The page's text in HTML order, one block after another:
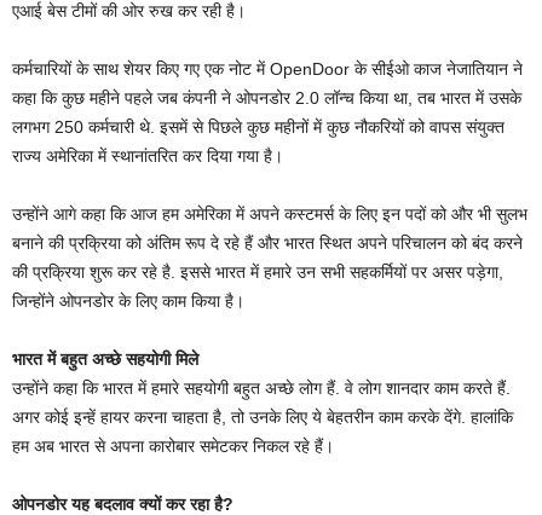
एआई बेस टीमों की ओर रुख कर रही है।
कर्मचारियों के साथ शेयर किए गए एक नोट में OpenDoor के सीईओ काज नेजातियान ने
कहा कि कुछ महीने पहले जब कंपनी ने ओपनडोर 2.0 लॉन्च किया था, तब भारत में उसके
लगभग 250 कर्मचारी थे. इसमें से पिछले कुछ महीनों में कुछ नौकरियों को वापस संयुक्त
राज्य अमेरिका में स्थानांतरित कर दिया गया है।
उन्‍होंने आगे कहा कि आज हम अमेरिका में अपने कस्‍टमर्स के लिए इन पदों को और भी सुलभ
बनाने की प्रक्रिया को अंतिम रूप दे रहे हैं और भारत स्थित अपने परिचालन को बंद करने
की प्रक्रिया शुरू कर रहे है. इससे भारत में हमारे उन सभी सहकर्मियों पर असर पड़ेगा,
जिन्होंने ओपनडोर के लिए काम किया है।
भारत में बहुत अच्‍छे सहयोगी मिले
उन्होंने कहा कि भारत में हमारे सहयोगी बहुत अच्छे लोग हैं. वे लोग शानदार काम करते हैं.
अगर कोई इन्‍हें हायर करना चाहता है, तो उनके लिए ये बेहतरीन काम करके देंगे. हालांकि
हम अब भारत से अपना कारोबार समेटकर निकल रहे हैं।
ओपनडोर यह बदलाव क्यों कर रहा है?